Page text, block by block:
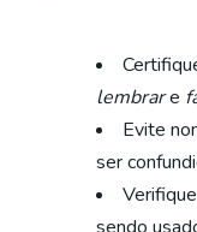
lembrare
Evite
ser